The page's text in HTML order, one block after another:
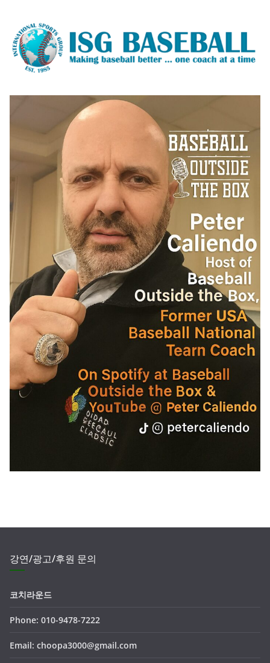
강연/광고/후원 문의
코치라운드
Phone: 010-9478-7222
Email: choopa3000@gmail.com